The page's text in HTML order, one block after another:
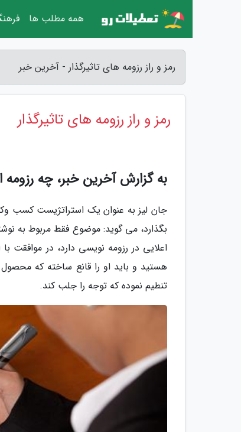
رمز و راز رزومه های تاثیرگذار - آخرین خبر
رمز و راز رزومه های تاثیرگذار
به گزارش آخرین خبر، چه رزومه
جان لیز به عنوان یک استراتژیست کسب
بگذارد، می گوید: موضوع فقط مربوط به
اعلایی در رزومه نویسی دارد، در
هستید و باید او را قانع ساخته که
تنطیم نموده که توجه را جلب کند.
همه مطلب ها